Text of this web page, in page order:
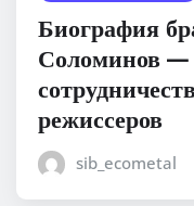
Биография
Соломинов —
режиссеров
sib_ecometal